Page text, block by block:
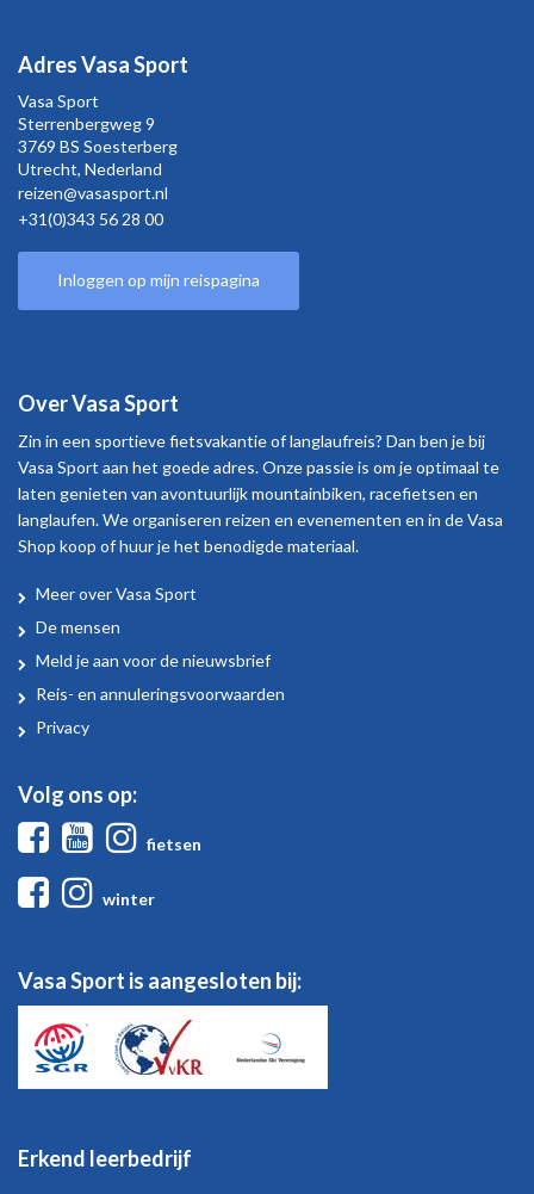
Adres Vasa Sport
Vasa Sport
Sterrenbergweg9
3769 BS Soesterberg
Utrecht, Nederland
reizen@vasasport.nl
+31(0)343 56 28 00
Inloggen op mijn reispagina
Over Vasa Sport
Zin in een sportieve fietsvakantie of langlaufreis? Dan ben je bij
Vasa Sport aan het goede adres. Onze passie is om je optimaal te
laten genieten van avontuurlijk mountainbiken, racefietsen en
langlaufen. We organiseren reizen en evenementen en in de Vasa
Shop koop of huur je het benodigde materiaal.
Over
Vasa
Sport
Meer over Vasa Sport
De mensen
Meld je aan voor de nieuwsbrief
Reis- en annuleringsvoorwaarden
Privacy
Volg ons op:
FacebookYoutube
fietsen
Facebook
winter
Vasa Sport is aangesloten bij:
Erkend leerbedrijf